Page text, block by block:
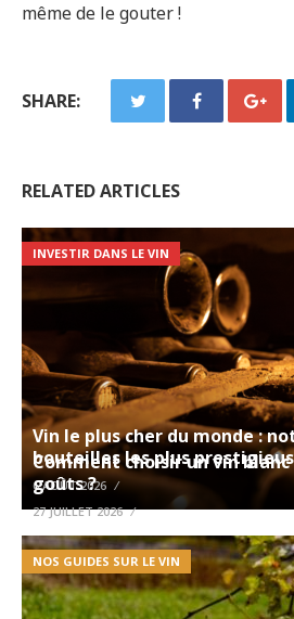
même de le gouter !
SHARE:
RELATED ARTICLES
INVESTIR DANS LE VIN
Vin le plus cher du monde :
bouteilles les plus
6 AOÛT 2026
NOS GUIDES SUR LE VIN
Comment choisir un vin
goûts ?
27 JUILLET 2026
NOS GUIDES SUR LE VIN